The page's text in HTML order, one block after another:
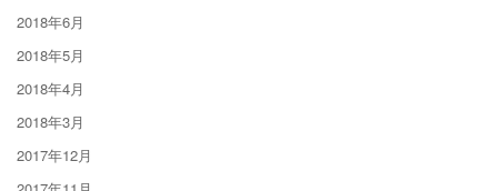
2018年6月
2018年5月
2018年4月
2018年3月
2017年12月